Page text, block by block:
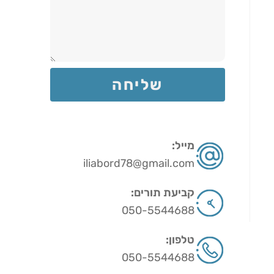
שליחה
מייל:
iliabord78@gmail.com
קביעת תורים:
050-5544688
טלפון:
050-5544688